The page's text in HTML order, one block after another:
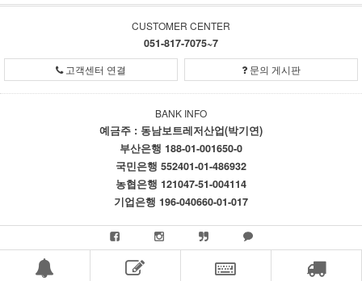
CUSTOMER CENTER
051-817-7075~7
고객센터 연결 문의 게시판
BANK INFO
예금주 : 동남보트레저산업(박기연)
부산은행 188-01-001650-0
국민은행 552401-01-486932
농협은행 121047-51-004114
기업은행 196-040660-01-017